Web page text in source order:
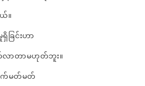
။
ြင်းဟာ
ာတာမဟုတ်ဘူး။
မတ်မတ်